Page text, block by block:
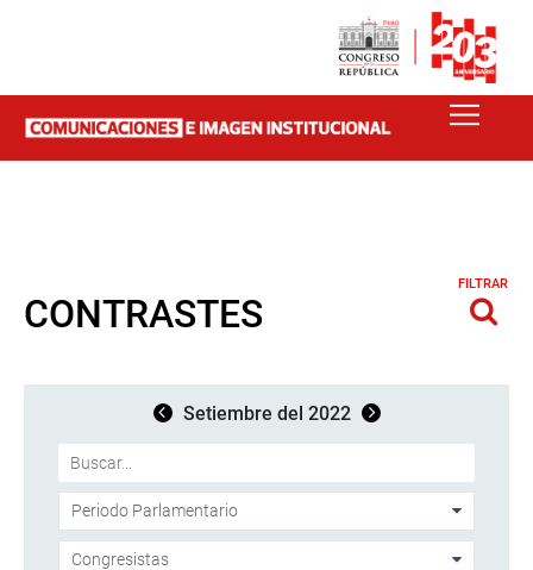
CONTRASTES
FILTRAR
Setiembre del 2022